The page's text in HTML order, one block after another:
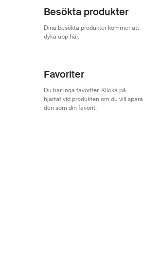
Besökta produkter
Dina besökta produkter kommer att
dyka upp här.
Favoriter
Du har inga favoriter. Klicka på
hjärtat vid produkten om du vill spara
den som din favorit.